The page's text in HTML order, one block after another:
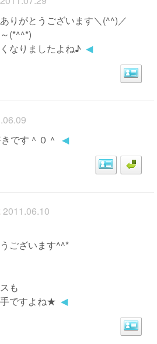
りがとうございます＼(^^)／
(*^^*)
なりましたよね♪ ◀
です＾０＾ ◀
2011.06.10
ございます^^*
も
ですよね★ ◀